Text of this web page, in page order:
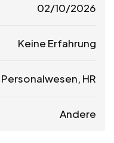
02/10/2026
Keine Erfahrung
Personalwesen, HR
Andere